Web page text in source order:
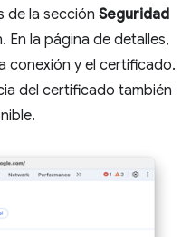
de la sección Seguridad
En la página de detalles,
conexión y el certificado.
del certificado también